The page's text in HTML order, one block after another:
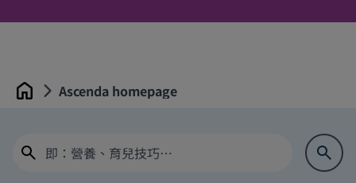
Home Ascenda homepage